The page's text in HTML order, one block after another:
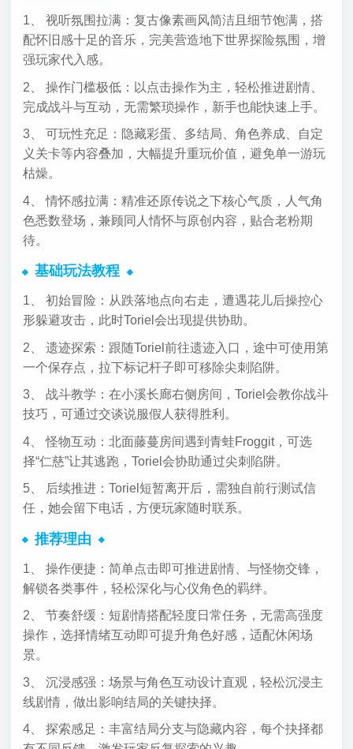
1、 视听氛围拉满：复古像素画风简洁且细节饱满，搭
配怀旧感十足的音乐，完美营造地下世界探险氛围，增
强玩家代入感。
2、 操作门槛极低：以点击操作为主，轻松推进剧情、
完成战斗与互动，无需繁琐操作，新手也能快速上手。
3、 可玩性充足：隐藏彩蛋、多结局、角色养成、自定
义关卡等内容叠加，大幅提升重玩价值，避免单一游玩
枯燥。
4、 情怀感拉满：精准还原传说之下核心气质，人气角
色悉数登场，兼顾同人情怀与原创内容，贴合老粉期
待。
基础玩法教程
1、 初始冒险：从跌落地点向右走，遭遇花儿后操控心
形躲避攻击，此时Toriel会出现提供协助。
2、 遗迹探索：跟随Toriel前往遗迹入口，途中可使用第
一个保存点，拉下标记杆子即可移除尖刺陷阱。
3、 战斗教学：在小溪长廊右侧房间，Toriel会教你战斗
技巧，可通过交谈说服假人获得胜利。
4、 怪物互动：北面藤蔓房间遇到青蛙Froggit，可选
择“仁慈”让其逃跑，Toriel会协助通过尖刺陷阱。
5、 后续推进：Toriel短暂离开后，需独自前行测试信
任，她会留下电话，方便玩家随时联系。
推荐理由
1、 操作便捷：简单点击即可推进剧情、与怪物交锋，
解锁各类事件，轻松深化与心仪角色的羁绊。
2、 节奏舒缓：短剧情搭配轻度日常任务，无需高强度
操作，选择情绪互动即可提升角色好感，适配休闲场
景。
3、 沉浸感强：场景与角色互动设计直观，轻松沉浸主
线剧情，做出影响结局的关键抉择。
4、 探索感足：丰富结局分支与隐藏内容，每个抉择都